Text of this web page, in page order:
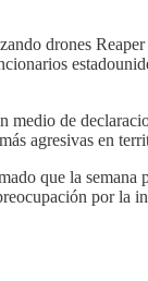
drones
medio de
agresivas en
que la
por la